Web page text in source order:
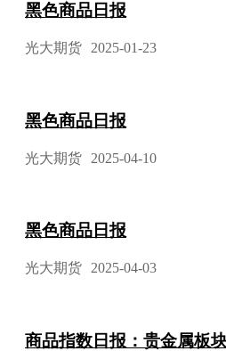
黑色商品日报
光大期货 2025-01-23
黑色商品日报
光大期货 2025-04-10
黑色商品日报
光大期货 2025-04-03
商品指数日报：贵金属板